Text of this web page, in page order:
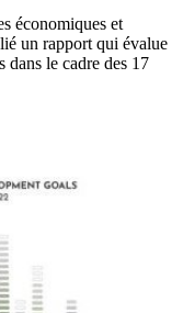
économiques et
un rapport qui évalue
dans le cadre des 17